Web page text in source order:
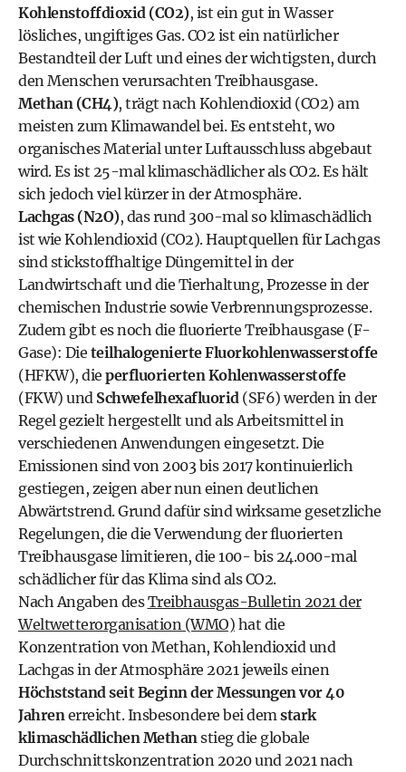
Kohlenstoffdioxid (CO2), ist ein gut in Wasser
lösliches, ungiftiges Gas. CO2 ist ein natürlicher
Bestandteil der Luft und eines der wichtigsten, durch
den Menschen verursachten Treibhausgase.
Methan (CH4), trägt nach Kohlendioxid (CO2) am
meisten zum Klimawandel bei. Es entsteht, wo
organisches Material unter Luftausschluss abgebaut
wird. Es ist 25-mal klimaschädlicher als CO2. Es hält
sich jedoch viel kürzer in der Atmosphäre.
Lachgas (N2O), das rund 300-mal so klimaschädlich
ist wie Kohlendioxid (CO2). Hauptquellen für Lachgas
sind stickstoffhaltige Düngemittel in der
Landwirtschaft und die Tierhaltung, Prozesse in der
chemischen Industrie sowie Verbrennungsprozesse.
Zudem gibt es noch die fluorierte Treibhausgase (F-
Gase): Die teilhalogenierte Fluorkohlenwasserstoffe
(HFKW), die perfluorierten Kohlenwasserstoffe
(FKW) und Schwefelhexafluorid (SF6) werden in der
Regel gezielt hergestellt und als Arbeitsmittel in
verschiedenen Anwendungen eingesetzt. Die
Emissionen sind von 2003 bis 2017 kontinuierlich
gestiegen, zeigen aber nun einen deutlichen
Abwärtstrend. Grund dafür sind wirksame gesetzliche
Regelungen, die die Verwendung der fluorierten
Treibhausgase limitieren, die 100- bis 24.000-mal
schädlicher für das Klima sind als CO2.
Nach Angaben desTreibhausgas-Bulletin 2021 der
Weltwetterorganisation (WMO) hat die
Konzentration von Methan, Kohlendioxid und
Lachgas in der Atmosphäre 2021 jeweils einen
Höchststand seit Beginn der Messungen vor 40
Jahren erreicht. Insbesondere bei dem stark
klimaschädlichen Methan stieg die globale
Durchschnittskonzentration 2020 und 2021 nach